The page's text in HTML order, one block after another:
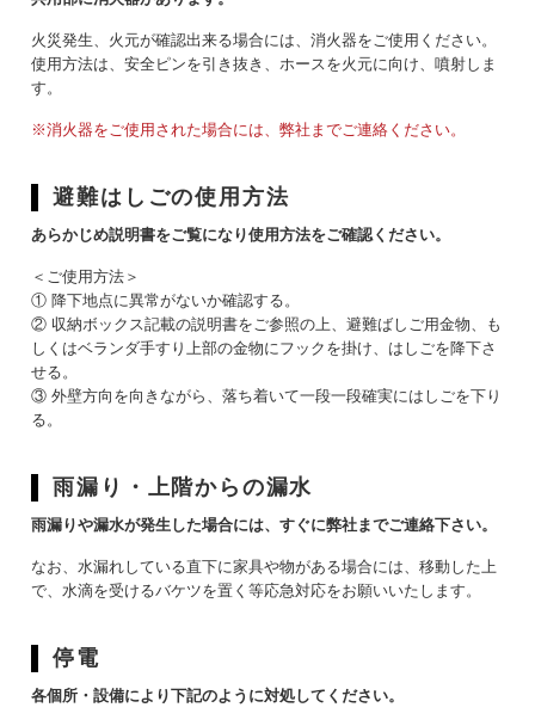
火災発生、火元が確認出来る場合には、消火器をご使用ください。
使用方法は、安全ピンを引き抜き、ホースを火元に向け、噴射しま
す。
※消火器をご使用された場合には、弊社までご連絡ください。
避難はしごの使用方法
あらかじめ説明書をご覧になり使用方法をご確認ください。
＜ご使用方法＞
① 降下地点に異常がないか確認する。
② 収納ボックス記載の説明書をご参照の上、避難ばしご用金物、も
しくはベランダ手すり上部の金物にフックを掛け、はしごを降下さ
せる。
③ 外壁方向を向きながら、落ち着いて一段一段確実にはしごを下り
る。
雨漏り・上階からの漏水
雨漏りや漏水が発生した場合には、すぐに弊社までご連絡下さい。
なお、水漏れしている直下に家具や物がある場合には、移動した上
で、水滴を受けるバケツを置く等応急対応をお願いいたします。
停電
各個所・設備により下記のように対処してください。